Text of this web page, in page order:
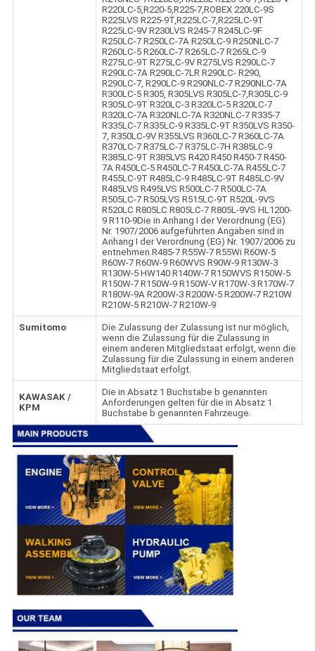
R220LC-5,R220-5,R225-7,ROBEX 220LC-9S
R225LVS R225-9T,R225LC-7,R225LC-9T
R225LC-9V R230LVS R245-7 R245LC-9F
R250LC-7 R250LC-7A R250LC-9 R250NLC-7
R260LC-5 R260LC-7 R265LC-7 R265LC-9
R275LC-9T R275LC-9V R275LVS R290LC-7
R290LC-7A R290LC-7LR R290LC- R290,
R290LC-7, R290LC-9 R290NLC-7 R290NLC-7A
R300LC-5 R305, R305LVS R305LC-7,R305LC-9
R305LC-9T R320LC-3 R320LC-5 R320LC-7
R320LC-7A R320NLC-7A R320NLC-7 R335-7
R335LC-7 R335LC-9 R335LC-9T R350LVS R350-
7, R350LC-9V R355LVS R360LC-7 R360LC-7A
R370LC-7 R375LC-7 R375LC-7H R385LC-9
R385LC-9T R385LVS R420 R450 R450-7 R450-
7A R450LC-5 R450LC-7 R450LC-7A R455LC-7
R455LC-9T R485LC-9 R485LC-9T R485LC-9V
R485LVS R495LVS R500LC-7 R500LC-7A
R505LC-7 R505LVS R515LC-9T R520L-9VS
R520LC R805LC R805LC-7 R805L-9VS HL1200-
9 R110-9Die in Anhang I der Verordnung (EG)
Nr. 1907/2006 aufgeführten Angaben sind in
Anhang I der Verordnung (EG) Nr. 1907/2006 zu
entnehmen.R485-7 R55W-7 R55Wi R60W-5
R60W-7 R60W-9 R60WVS R90W-9 R130W-3
R130W-5 HW140 R140W-7 R150WVS R150W-5
R150W-7 R150W-9 R150W-V R170W-3 R170W-7
R180W-9A R200W-3 R200W-5 R200W-7 R210W
R210W-5 R210W-7 R210W-9
Sumitomo
Die Zulassung der Zulassung ist nur möglich,
wenn die Zulassung für die Zulassung in
einem anderen Mitgliedstaat erfolgt, wenn die
Zulassung für die Zulassung in einem anderen
Mitgliedstaat erfolgt.
KAWASAK /
KPM
Die in Absatz 1 Buchstabe b genannten
Anforderungen gelten für die in Absatz 1
Buchstabe b genannten Fahrzeuge.